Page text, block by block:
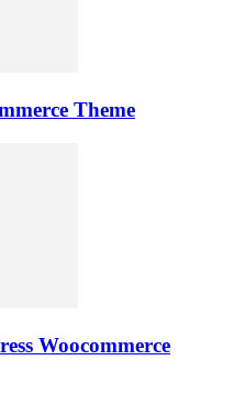
Theme
Woocommerce